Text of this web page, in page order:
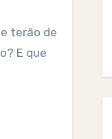
terão de
E que